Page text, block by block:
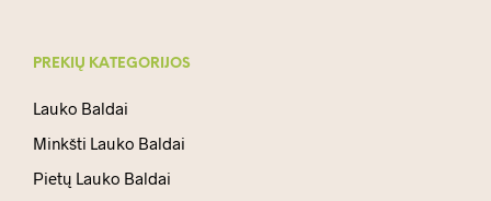
PREKIŲ KATEGORIJOS
Lauko Baldai
Minkšti Lauko Baldai
Pietų Lauko Baldai